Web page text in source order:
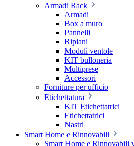
Armadi Rack
Armadi
Box a muro
Pannelli
Ripiani
Moduli ventole
KIT bulloneria
Multiprese
Accessori
Forniture per ufficio
Etichettatura
KIT Etichettatrici
Etichettatrici
Nastri
Smart Home e Rinnovabili
Smart Home e Rinnovabili